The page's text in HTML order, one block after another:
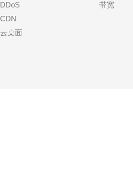
DDoS
CDN
云桌面
带宽